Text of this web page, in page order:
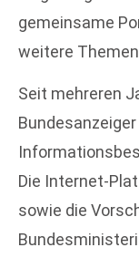
gemeinsame
weitere
Seit mehreren
Die Internet-
sowie die